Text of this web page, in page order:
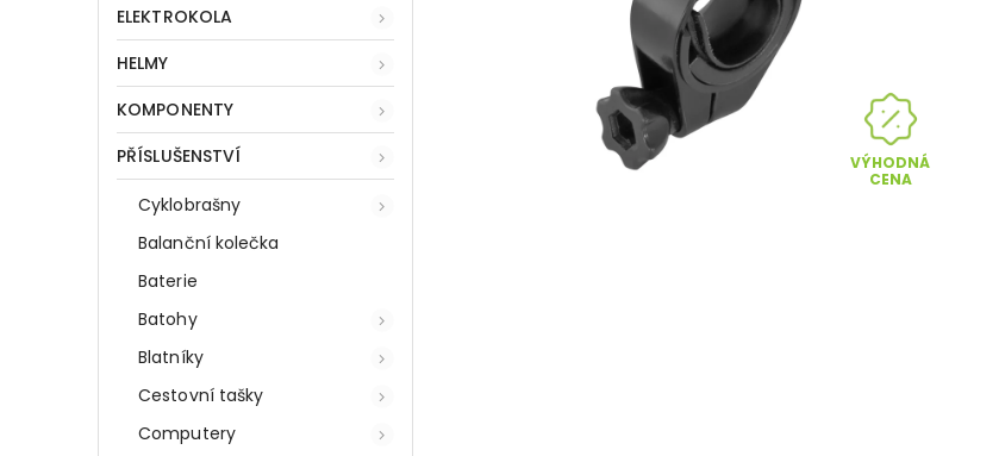
ELEKTROKOLA
HELMY
KOMPONENTY
PŘÍSLUŠENSTVÍ
Cyklobrašny
Balanční kolečka
Baterie
Batohy
Blatníky
Cestovní tašky
Computery
VÝHODNÁ
CENA